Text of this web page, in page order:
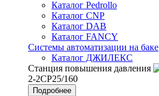
Каталог Pedrollo
Каталог CNP
Каталог DAB
Каталог FANCY
Системы автоматизации на баке
Каталог ДЖИЛЕКС
Станция повышения давления
2-2CP25/160
Подробнее